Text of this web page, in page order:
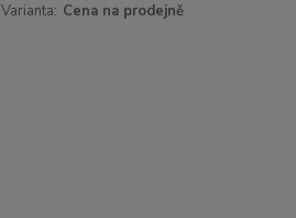
Varianta: Cena na prodejně